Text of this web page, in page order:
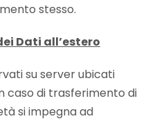
stesso.
Dati all’estero
su server ubicati
caso di trasferimento di
si impegna ad